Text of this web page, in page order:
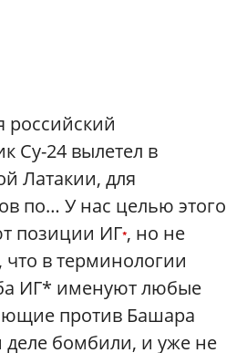
российский
Су-24 вылетел в
Латакии, для
по… У нас целью этого
позиции ИГ*, но не
что в терминологии
ИГ* именуют любые
против Башара
бомбили, и уже не